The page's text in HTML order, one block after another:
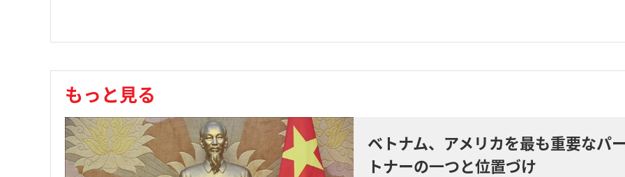
もっと見る
ベトナム、アメリカを最も重要なパ
トナーの一つと位置づけ